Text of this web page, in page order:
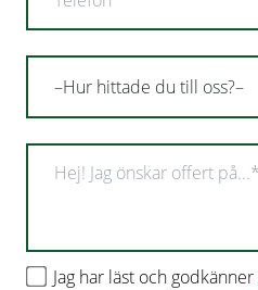
Jag har läst och godkänner